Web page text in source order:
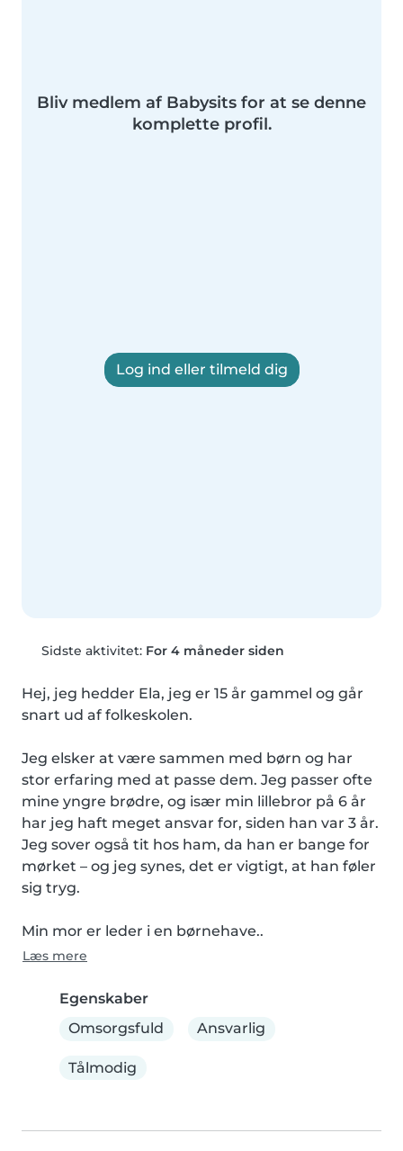
Bliv medlem af Babysits for at se denne
komplette profil.
Log ind eller tilmeld dig
Sidste aktivitet: For 4 måneder siden
Hej, jeg hedder Ela, jeg er 15 år gammel og går
snart ud af folkeskolen.
Jeg elsker at være sammen med børn og har
stor erfaring med at passe dem. Jeg passer ofte
mine yngre brødre, og især min lillebror på 6 år
har jeg haft meget ansvar for, siden han var 3 år.
Jeg sover også tit hos ham, da han er bange for
mørket – og jeg synes, det er vigtigt, at han føler
sig tryg.
Min mor er leder i en børnehave..
Læs mere
Egenskaber
Omsorgsfuld
Ansvarlig
Tålmodig